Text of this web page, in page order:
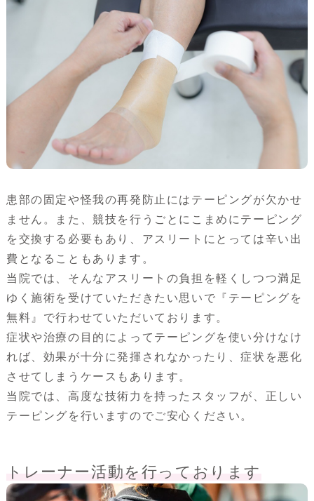
患部の固定や怪我の再発防止にはテーピングが欠かせ
ません。また、競技を行うごとにこまめにテーピング
を交換する必要もあり、アスリートにとっては辛い出
費となることもあります。
当院では、そんなアスリートの負担を軽くしつつ満足
ゆく施術を受けていただきたい思いで『テーピングを
無料』で行わせていただいております。
症状や治療の目的によってテーピングを使い分けなけ
れば、効果が十分に発揮されなかったり、症状を悪化
させてしまうケースもあります。
当院では、高度な技術力を持ったスタッフが、正しい
テーピングを行いますのでご安心ください。
トレーナー活動を行っております